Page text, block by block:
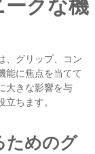
クな機
、グリップ、コン
能に焦点を当てて
大きな影響を与
ちます。
ためのグ